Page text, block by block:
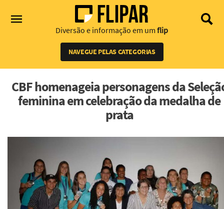
Diversão e informação em um flip
NAVEGUE PELAS CATEGORIAS
CBF homenageia personagens da
feminina em celebração da medalha de
prata